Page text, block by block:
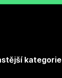
kategorie